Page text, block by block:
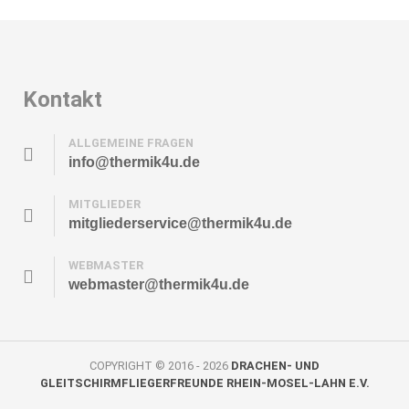
Kontakt
ALLGEMEINE FRAGEN
info@thermik4u.de
MITGLIEDER
mitgliederservice@thermik4u.de
WEBMASTER
webmaster@thermik4u.de
COPYRIGHT © 2016 - 2026 DRACHEN- UND
GLEITSCHIRMFLIEGERFREUNDE RHEIN-MOSEL-LAHN E.V.